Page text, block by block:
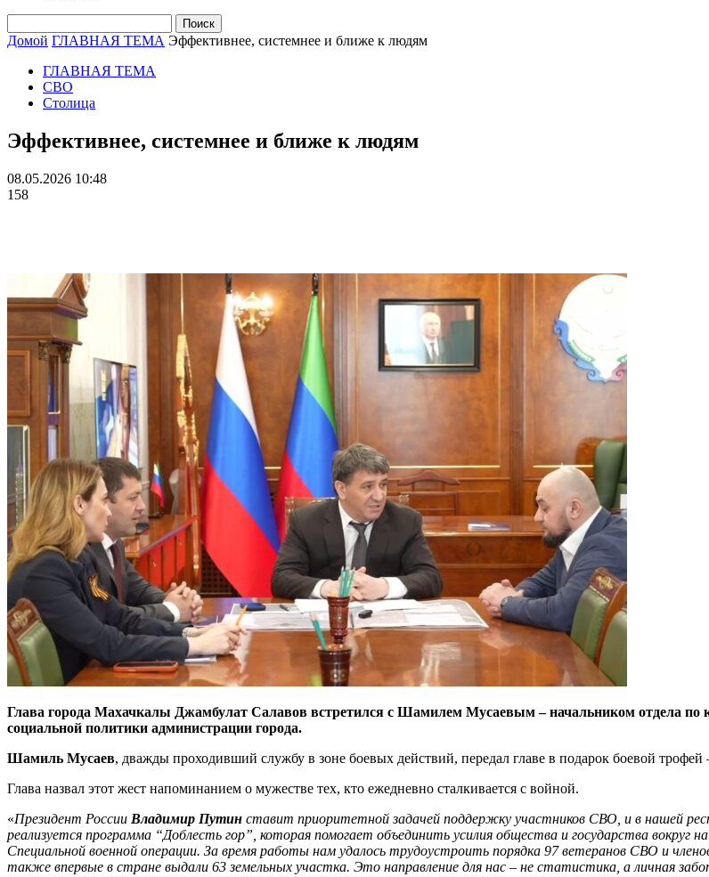
Домой ГЛАВНАЯ ТЕМА Эффективнее, системнее и ближе к людям
ГЛАВНАЯ ТЕМА
СВО
Столица
Эффективнее, системнее и ближе к людям
08.05.2026 10:48
158
Глава города Махачкалы Джамбулат Салавов встретился с Шамилем Мусаевым – начальником отдела
социальной политики администрации города.
Шамиль Мусаев, дважды проходивший службу в зоне боевых действий, передал главе в подарок боевой трофей
Глава назвал этот жест напоминанием о мужестве тех, кто ежедневно сталкивается с войной.
«Президент России Владимир Путин ставит приоритетной задачей поддержку участников СВО, и в нашей
реализуется программа “Доблесть гор”, которая помогает объединить усилия общества и государства
Специальной военной операции. За время работы нам удалось трудоустроить порядка 97 ветеранов СВО и
также впервые в стране выдали 63 земельных участка. Это направление для нас – не статистика, а личная